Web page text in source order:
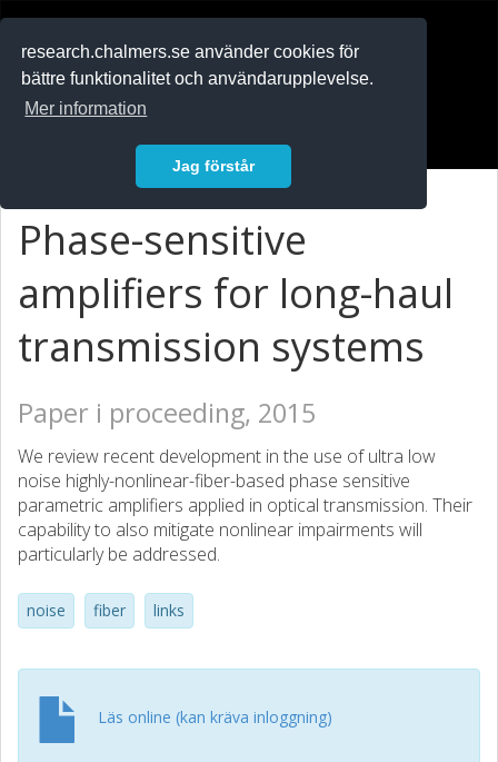
research.chalmers.se använder cookies för
bättre funktionalitet och användarupplevelse.
Mer information
Jag förstår
Phase-sensitive
amplifiers for long-haul
transmission systems
Paper i proceeding, 2015
We review recent development in the use of ultra low
noise highly-nonlinear-fiber-based phase sensitive
parametric amplifiers applied in optical transmission. Their
capability to also mitigate nonlinear impairments will
particularly be addressed.
noise fiber links
Läs online (kan kräva inloggning)